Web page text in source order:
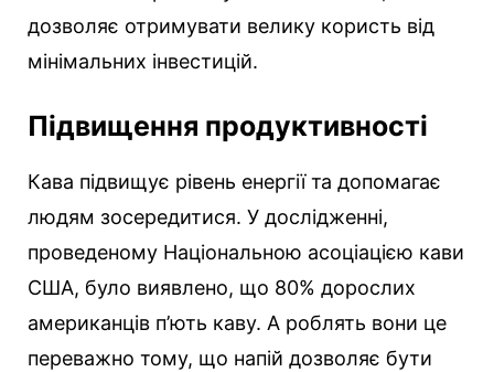
дозволяє отримувати велику користь від
мінімальних інвестицій.
Підвищення продуктивності
Кава підвищує рівень енергії та допомагає
людям зосередитися. У дослідженні,
проведеному Національною асоціацією кави
США, було виявлено, що 80% дорослих
американців п’ють каву. А роблять вони це
переважно тому, що напій дозволяє бути